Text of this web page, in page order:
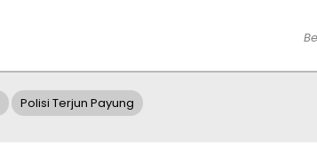
Polisi Terjun Payung